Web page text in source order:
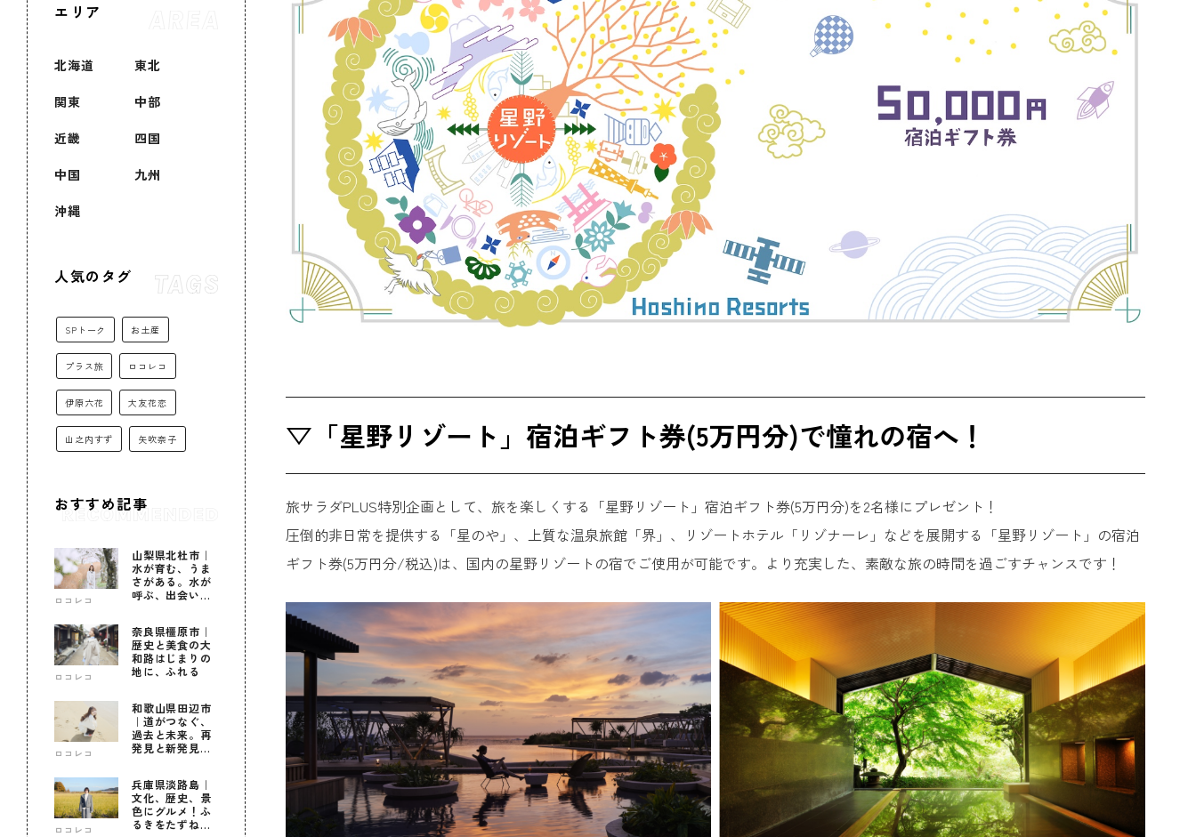
エリア
北海道 東北
関東 中部
近畿 四国
中国 九州
沖縄
人気のタグ
SPトーク お土産
プラス旅 ロコレコ
伊原六花 大友花恋
山之内すず 矢吹奈子
おすすめ記事
ロコレコ
山梨県北杜市｜
水が育む、うま
さがある。水が
呼ぶ、出会いが
ロコレコ
奈良県橿原市｜
歴史と美食の大
和路はじまりの
地に、ふれる
ロコレコ
和歌山県田辺市
｜道がつなぐ、
過去と未来。再
発見と新発見の
ロコレコ
兵庫県淡路島｜
文化、歴史、景
色にグルメ！ふ
るきをたずねて
▽「星野リゾート」宿泊ギフト券(5万円分)で憧れの宿へ！
旅サラダPLUS特別企画として、旅を楽しくする「星野リゾート」宿泊ギフト券(5万円分)を2名様にプレゼント！
圧倒的非日常を提供する「星のや」、上質な温泉旅館「界」、リゾートホテル「リゾナーレ」などを展開する「星野リゾート」の宿泊
ギフト券(5万円分/税込)は、国内の星野リゾートの宿でご使用が可能です。より充実した、素敵な旅の時間を過ごすチャンスです！